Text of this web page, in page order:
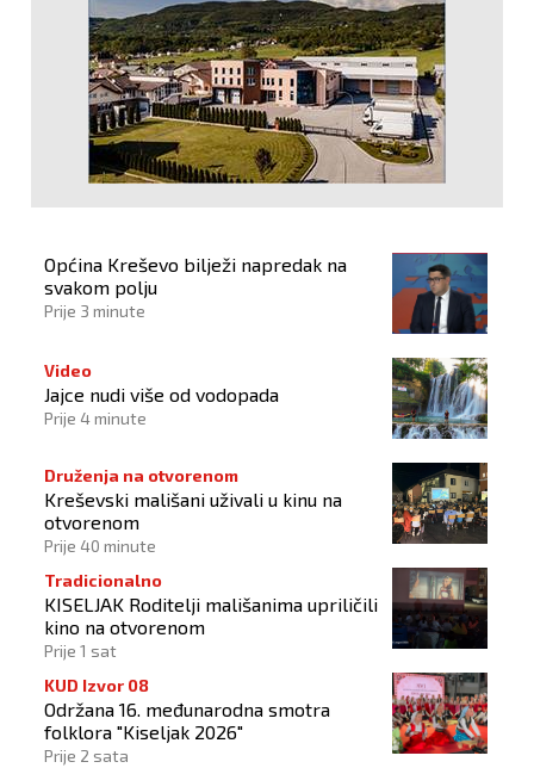
Općina Kreševo bilježi napredak na
svakom polju
Prije 3 minute
Video
Jajce nudi više od vodopada
Prije 4 minute
Druženja na otvorenom
Kreševski mališani uživali u kinu na
otvorenom
Prije 40 minute
Tradicionalno
KISELJAK Roditelji mališanima upriličili
kino na otvorenom
Prije 1 sat
KUD Izvor 08
Održana 16. međunarodna smotra
folklora "Kiseljak 2026"
Prije 2 sata